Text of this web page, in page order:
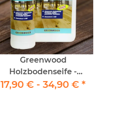
Greenwood
Holzbodenseife -
Reinigung geöltes
17,90 € -34,90 €*